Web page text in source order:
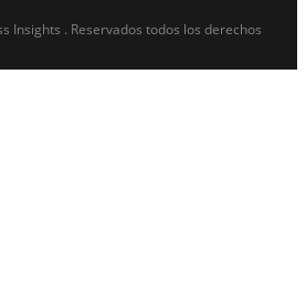
Insights . Reservados todos los derechos